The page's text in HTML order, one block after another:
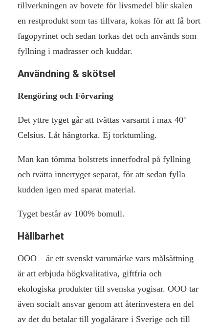
tillverkningen av bovete för livsmedel blir skalen
en restprodukt som tas tillvara, kokas för att få bort
fagopyrinet och sedan torkas det och används som
fyllning i madrasser och kuddar.
Användning & skötsel
Rengöring och Förvaring
Det yttre tyget går att tvättas varsamt i max 40°
Celsius. Låt hängtorka. Ej torktumling.
Man kan tömma bolstrets innerfodral på fyllning
och tvätta innertyget separat, för att sedan fylla
kudden igen med sparat material.
Tyget består av 100% bomull.
Hållbarhet
OOO – är ett svenskt varumärke vars målsättning
är att erbjuda högkvalitativa, giftfria och
ekologiska produkter till svenska yogisar. OOO tar
även socialt ansvar genom att återinvestera en del
av det du betalar till yogalärare i Sverige och till